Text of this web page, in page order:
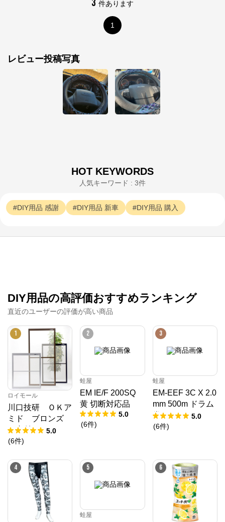
3 件あります
1
レビュー投稿写真
HOT KEYWORDS
人気キーワード : 3件
DIY用品 感謝 DIY用品 新車 DIY用品 購入
DIY用品の高評価おすすめランキング
直近のユーザーの評価が高い商品
1
ロイモール
川口技研 ＯＫア
ミド ブロンズ
（内付） １９－
６０
5.0
(6件)
2
蛙屋
EM IE/F 200SQ
黄 切断対応品
5.0
(6件)
3
蛙屋
EM-EEF 3C X 2.0
mm 500m ドラム
巻
5.0
(6件)
4 5
蛙屋
6
公式ECサイト
※外部サイトが開きます
パーマンショップ
パーマンショップ
1965年創業の自動車関連ツール＆パーツと物流用品の
ダイレクト販売「パーマンショップ」です。お客様の
ニーズにあった商品を開発し、プロが選ぶ信頼・３年
の品質保証で高い評価を受けています。お客様がベス
トと感じ、満足して頂けるオリジナル商品の開発とご